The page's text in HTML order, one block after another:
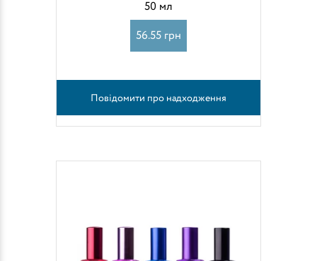
50 мл
56.55 грн
Повідомити про надходження